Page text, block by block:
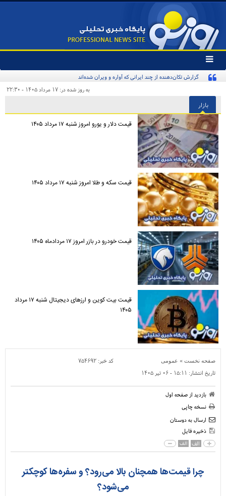
تغییر
وضعیت
منوی
ها
گزارش تکان‌دهنده از چند ایرانی که آواره و ویران شده‌اند
به روز شده در: ۱۷ مرداد ۱۴۰۵ - ۲۲:۳۰
بازار
قیمت دلار و یورو امروز شنبه ۱۷ مرداد ۱۴۰۵
قیمت سکه و طلا امروز شنبه ۱۷ مرداد ۱۴۰۵
قیمت خودرو در بازر امروز ۱۷ مردادماه ۱۴۰۵
قیمت بیت کوین و ارز‌های دیجیتال شنبه ۱۷ مرداد
۱۴۰۵
صفحه نخست » عمومی کد خبر: ۷۵۴۶۹۲
تاریخ انتشار: ۱۵:۱۱ - ۰۶ تير ۱۴۰۵
بازدید از صفحه اول
نسخه چاپی
ارسال به دوستان
ذخیره فایل
الف الف
چرا قیمت‌ها همچنان بالا می‌رود؟ و سفره‌ها کوچکتر
می‌شود؟